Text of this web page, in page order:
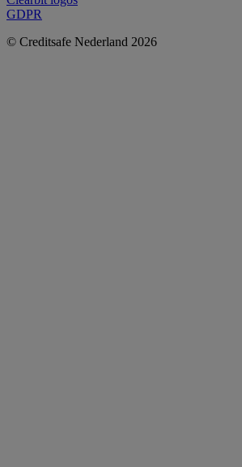
GDPR
© Creditsafe Nederland 2026